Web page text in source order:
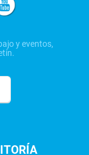
y eventos,